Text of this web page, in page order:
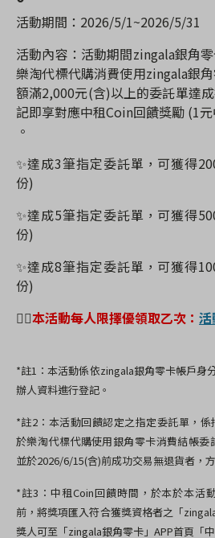
活動期間： 2026/5/1~2026/5/31
活動內容：活動期間zingala銀角
樂淘代標代購消費使用zingala銀
額滿2,000元(含)以上的委託單達
記即享對應中租Coin回饋獎勵 (1
。
✨達成3筆指定委託單，可獲得
份)
✨達成5筆指定委託單，可獲得
份)
✨達成8筆指定委託單，可獲得
份)
👉🏻本活動每人限擇優領取乙次：
*註1：本活動係依zingala銀角零卡帳戶身
辦人資料進行登記。
*註2：本活動回饋認定之指定委託單，係
於樂淘代標代購使用銀角零卡消費結帳委
並於2026/6/15(含)前成功交易無退貨者，
*註3： 中租Coin回饋時間，於本於本活
前，將獎項匯入符合獲獎資格者之「
獎人可至「zingala銀角零卡」APP首頁「